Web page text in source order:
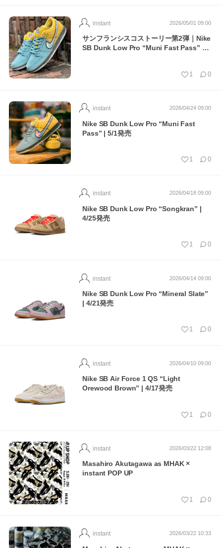
2026/05/01 09:00
instant
サンフランシスコストーリー第2弾｜Nike
SB Dunk Low Pro “Muni Fast Pass” …
1 0
2026/04/24 09:00
instant
Nike SB Dunk Low Pro “Muni Fast
Pass” | 5/1発売
1 0
2026/04/18 09:00
instant
Nike SB Dunk Low Pro “Songkran” |
4/25発売
1 0
2026/04/14 09:00
instant
Nike SB Dunk Low Pro “Mineral Slate”
| 4/21発売
1 0
2026/04/10 09:00
instant
Nike SB Air Force 1 QS “Light
Orewood Brown” | 4/17発売
1 0
2026/03/22 12:08
instant
Masahiro Akutagawa as MHAK ×
instant POP UP
1 0
2026/03/22 10:33
instant